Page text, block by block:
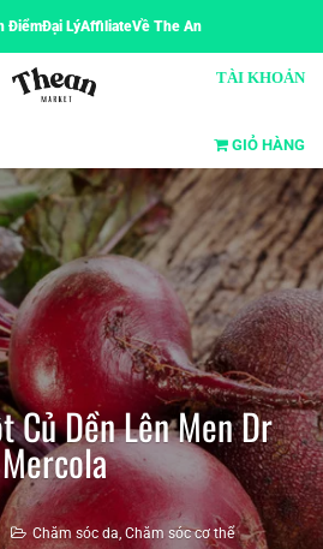
ĐiểmĐại LýAffiliateVề The An
TÀI KHOẢN
GIỎ HÀNG
Củ Dền Lên Men Dr
Mercola
Chăm sóc da, Chăm sóc cơ thể